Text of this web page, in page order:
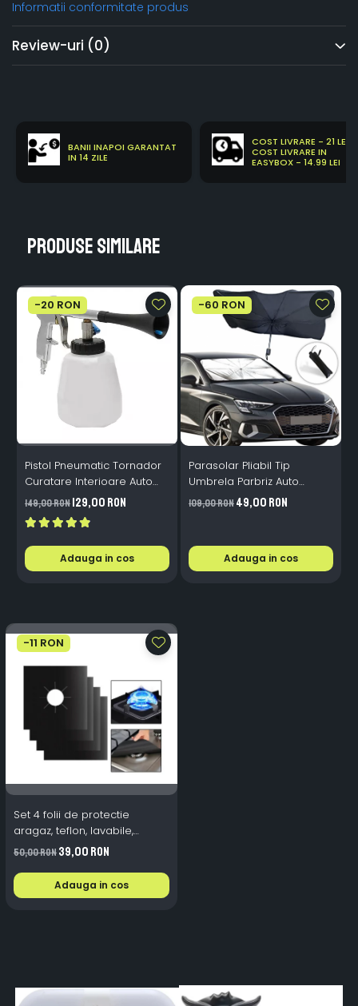
Informatii conformitate produs
Review-uri (0)
BANII INAPOI GARANTAT
IN 14 ZILE
COST LIVRARE - 21 LEI
COST LIVRARE IN
EASYBOX - 14.99 LEI
Produse similare
-20 RON
Pistol Pneumatic Tornador
Curatare Interioare Auto
4.5-6.5 Bari Vortex
149,00 RON129,00 RON
Adauga in cos
-60 RON
Parasolar Pliabil Tip
Umbrela Parbriz Auto
130x75 cm Protectie UV
109,00 RON49,00 RON
Adauga in cos
-11 RON
Set 4 folii de protectie
aragaz, teflon, lavabile,
reutilizabile, Negru/Gri
50,00 RON39,00 RON
Adauga in cos